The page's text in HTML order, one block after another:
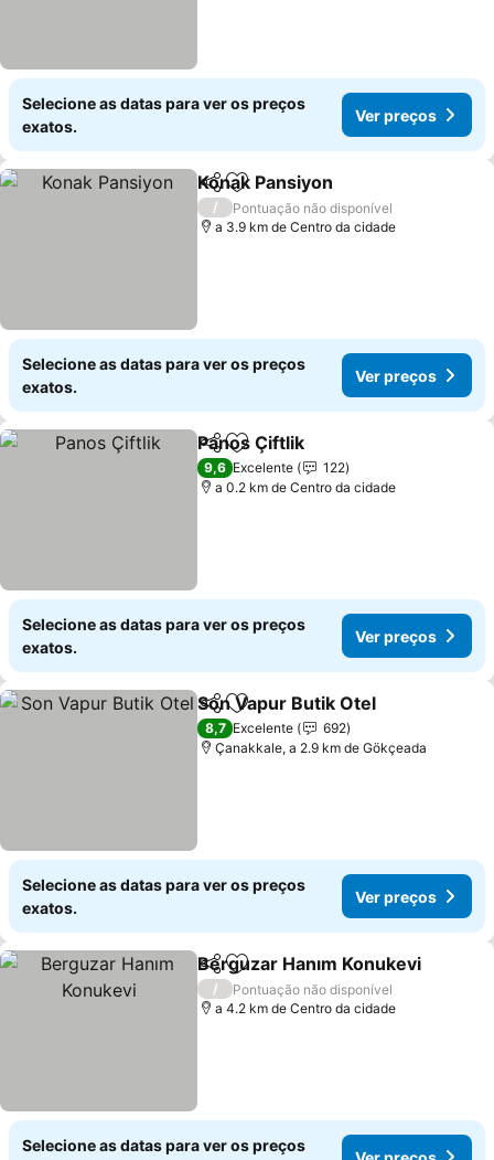
Selecione as datas para ver os preços
exatos.
Ver preços
PartilharAdicionar aos favoritos
Konak Pansiyon
/
Pontuação não disponível
a 3.9 km de Centro da cidade
Selecione as datas para ver os preços
exatos.
Ver preços
PartilharAdicionar aos favoritos
Panos Çiftlik
9,6 Excelente
122
a 0.2 km de Centro da cidade
Selecione as datas para ver os preços
exatos.
Ver preços
PartilharAdicionar aos favoritos
Son Vapur Butik Otel
8,7 Excelente
692
Çanakkale, a 2.9 km de Gökçeada
Selecione as datas para ver os preços
exatos.
Ver preços
PartilharAdicionar aos favoritos
Berguzar Hanım Konukevi
/
Pontuação não disponível
a 4.2 km de Centro da cidade
Selecione as datas para ver os preços